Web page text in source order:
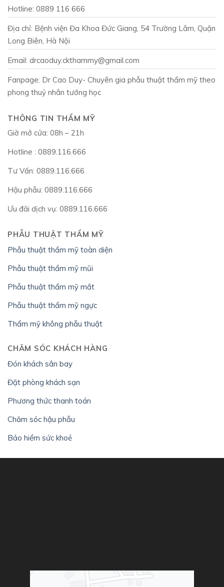
Hotline: 0889 116 666
Địa chỉ: Bệnh viện Đa Khoa Đức Giang, 54 Trường Lâm, Quận
Long Biên, Hà Nội
Email: drcaoduy.ckthammy@gmail.com
Fanpage: Dr Cao Duy- Chuyên gia phẫu thuật thẩm mỹ theo
phong thuỷ nhân tướng học
THÔNG TIN THẨM MỸ
Giờ mở cửa: 08h – 21h
Hotline : 0889.116.666
Tư Vấn: 0889.116.666
Hậu phẫu: 0889.116.666
Ưu đãi dịch vụ: 0889.116.666
PHẪU THUẬT THẨM MỸ
Phẫu thuật thẩm mỹ toàn diện
Phẫu thuật thẩm mỹ mũi
Phẫu thuật thẩm mỹ mắt
Phẫu thuật thẩm mỹ ngực
Thẩm mỹ không phẫu thuật
CHĂM SÓC KHÁCH HÀNG
Đón khách sân bay
Đặt phòng khách sạn
Phương thức thanh toán
Chăm sóc hậu phẫu
Bảo hiểm sức khoẻ